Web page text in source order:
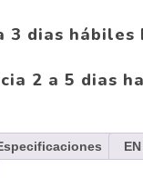
3 dias hábiles
2 a 5 dias